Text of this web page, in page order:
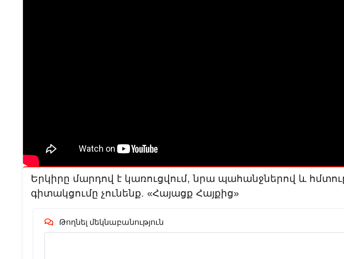
Երկիրը մարդով է կառուցվում, նրա պահանջներով և
գիտակցումը չունենք. «Հայացք Հայքից»
Թողնել մեկնաբանություն